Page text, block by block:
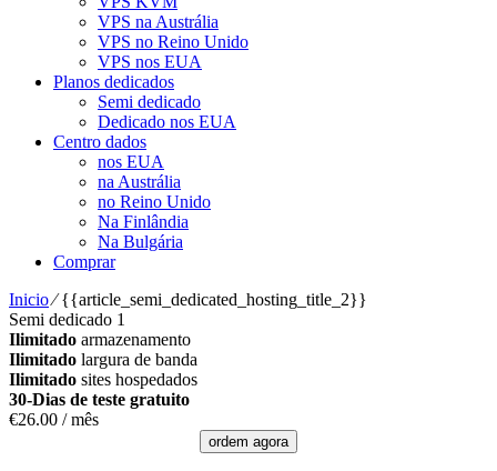
VPS na Austrália
VPS no Reino Unido
VPS nos EUA
Planos dedicados
Semi dedicado
Dedicado nos EUA
Centro dados
nos EUA
na Austrália
no Reino Unido
Na Finlândia
Na Bulgária
Comprar
Inicio⁄{{article_semi_dedicated_hosting_title_2}}
Semi dedicado 1
Ilimitado armazenamento
Ilimitado largura de banda
Ilimitado sites hospedados
30-Dias de teste gratuito
€26.00 / mês
ordem agora